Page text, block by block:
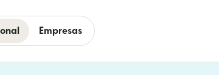
Empresas